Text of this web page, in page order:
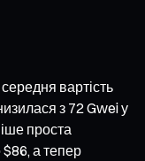
вартість
з 72 Gwei у
проста
а тепер